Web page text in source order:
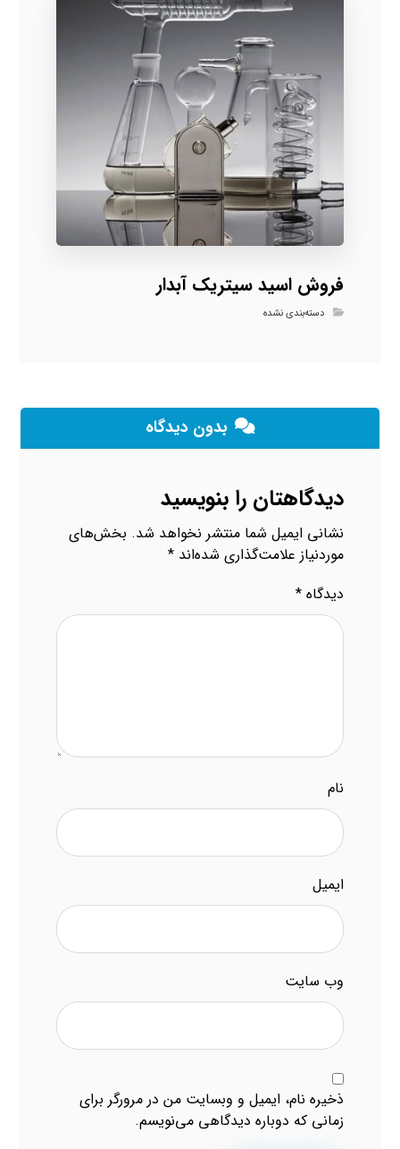
فروش اسید سیتریک آبدار
دسته‌بندی نشده
بدون دیدگاه
دیدگاهتان را بنویسید
نشانی ایمیل شما منتشر نخواهد شد. بخش‌های
موردنیاز علامت‌گذاری شده‌اند*
دیدگاه*
نام
ایمیل
وب‌ سایت
ذخیره نام، ایمیل و وبسایت من در مرورگر برای
زمانی که دوباره دیدگاهی می‌نویسم.